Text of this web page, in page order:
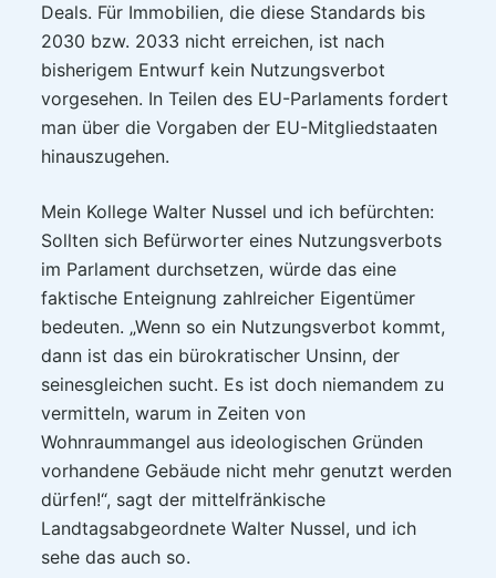
Deals. Für Immobilien, die diese Standards bis
2030 bzw. 2033 nicht erreichen, ist nach
bisherigem Entwurf kein Nutzungsverbot
vorgesehen. In Teilen des EU-Parlaments fordert
man über die Vorgaben der EU-Mitgliedstaaten
hinauszugehen.
Mein Kollege Walter Nussel und ich befürchten:
Sollten sich Befürworter eines Nutzungsverbots
im Parlament durchsetzen, würde das eine
faktische Enteignung zahlreicher Eigentümer
bedeuten. „Wenn so ein Nutzungsverbot kommt,
dann ist das ein bürokratischer Unsinn, der
seinesgleichen sucht. Es ist doch niemandem zu
vermitteln, warum in Zeiten von
Wohnraummangel aus ideologischen Gründen
vorhandene Gebäude nicht mehr genutzt werden
dürfen!“, sagt der mittelfränkische
Landtagsabgeordnete Walter Nussel, und ich
sehe das auch so.